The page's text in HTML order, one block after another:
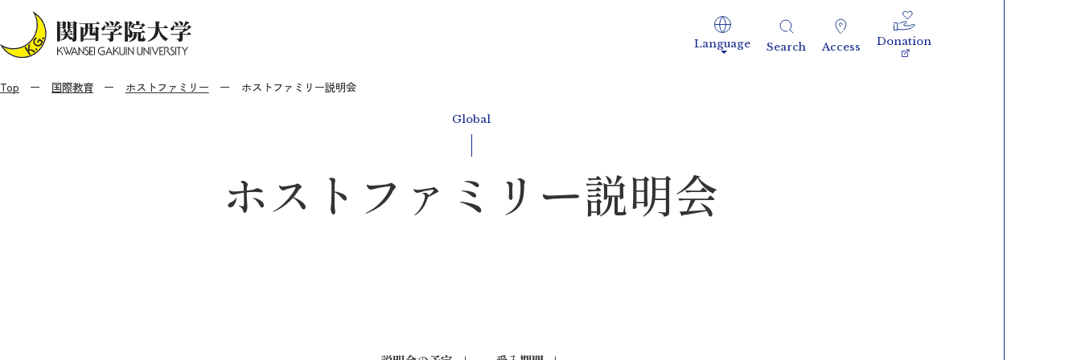
Language Search Access Donation
Top 国際教育 ホストファミリー ホストファミリー説明会
Global
ホストファミリー説明会